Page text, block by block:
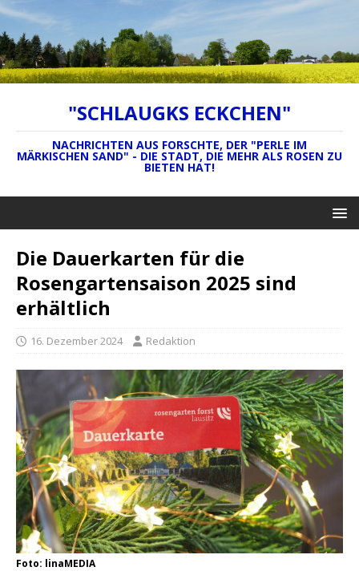
"SCHLAUGKS ECKCHEN"
NACHRICHTEN AUS FORSCHTE, DER "PERLE IM
MÄRKISCHEN SAND" - DIE STADT, DIE MEHR ALS ROSEN ZU
BIETEN HAT!
Die Dauerkarten für die
Rosengartensaison 2025 sind
erhältlich
16. Dezember 2024 Redaktion
Foto: linaMEDIA